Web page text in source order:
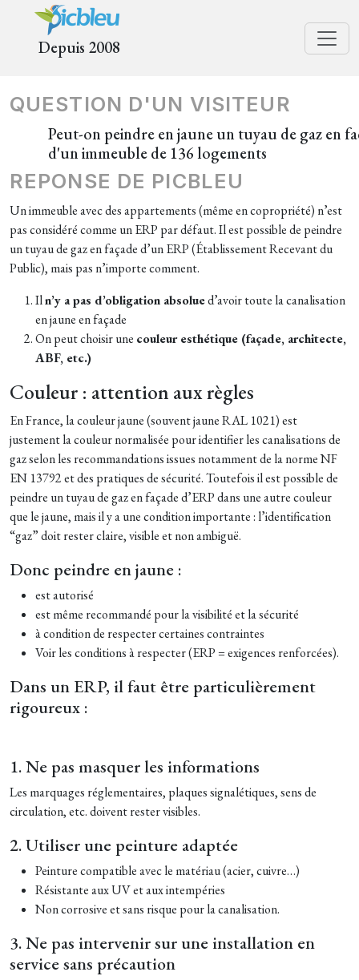
Depuis 2008
QUESTION D'UN VISITEUR
Peut-on peindre en jaune un tuyau de gaz en
d'un immeuble de 136 logements
REPONSE DE PICBLEU
Un immeuble avec des appartements (même en copropriété) n’est
pas considéré comme un ERP par défaut. Il est possible de peindre
un tuyau de gaz en façade d’un ERP (Établissement Recevant du
Public), mais pas n’importe comment.
Iln’y a pas d’obligation absolued’avoir toute la canalisation
en jaune en façade
On peut choisir une couleur esthétique (façade, architecte,
ABF, etc.)
Couleur : attention aux règles
En France, la couleur jaune (souvent jaune RAL 1021) est
justement la couleur normalisée pour identifier les canalisations de
gaz selon les recommandations issues notamment de la norme NF
EN 13792 et des pratiques de sécurité. Toutefois il est possible de
peindre un tuyau de gaz en façade d’ERP dans une autre couleur
que le jaune, mais il y a une condition importante : l’identification
“gaz” doit rester claire, visible et non ambiguë.
Donc peindre en jaune :
est autorisé
est même recommandé pour la visibilité et la sécurité
à condition de respecter certaines contraintes
Voir les conditions à respecter (ERP = exigences renforcées).
Dans un ERP, il faut être particulièrement
rigoureux :
1. Ne pas masquer les informations
Les marquages réglementaires, plaques signalétiques, sens de
circulation, etc. doivent rester visibles.
2. Utiliser une peinture adaptée
Peinture compatible avec le matériau (acier, cuivre…)
Résistante aux UV et aux intempéries
Non corrosive et sans risque pour la canalisation.
3. Ne pas intervenir sur une installation en
service sans précaution